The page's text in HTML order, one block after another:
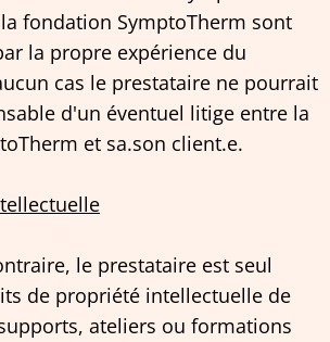
fondation SymptoTherm sont
la propre expérience du
cas le prestataire ne pourrait
d'un éventuel litige entre la
et sa.son client.e.
le prestataire est seul
de propriété intellectuelle de
ateliers ou formations